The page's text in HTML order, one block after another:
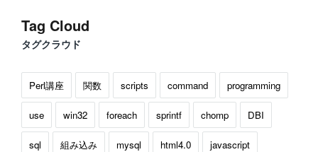
Tag Cloud
タグクラウド
Perl講座 関数 scripts command programming
use win32 foreach sprintf chomp DBI
sql 組み込み mysql html4.0 javascript